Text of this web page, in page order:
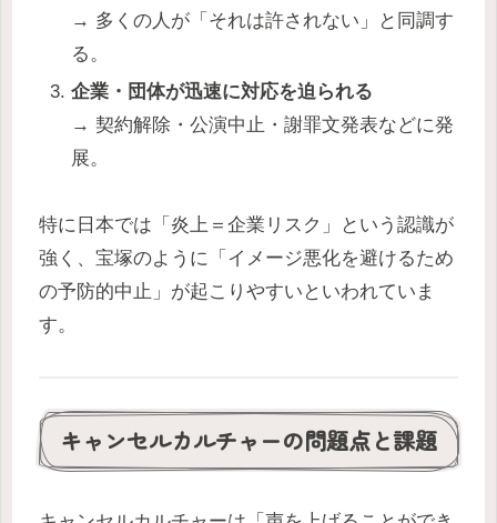
→ 多くの人が「それは許されない」と同調す
る。
企業・団体が迅速に対応を迫られる
→ 契約解除・公演中止・謝罪文発表などに発
展。
特に日本では「炎上＝企業リスク」という認識が
強く、宝塚のように「イメージ悪化を避けるため
の予防的中止」が起こりやすいといわれていま
す。
キャンセルカルチャーの問題点と課題